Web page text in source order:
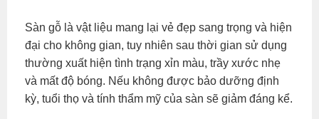
Sàn gỗ là vật liệu mang lại vẻ đẹp sang trọng và hiện
đại cho không gian, tuy nhiên sau thời gian sử dụng
thường xuất hiện tình trạng xỉn màu, trầy xước nhẹ
và mất độ bóng. Nếu không được bảo dưỡng định
kỳ, tuổi thọ và tính thẩm mỹ của sàn sẽ giảm đáng kể.